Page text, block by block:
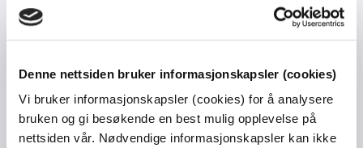
Denne nettsiden bruker informasjonskapsler (cookies)
Vi bruker informasjonskapsler (cookies) for å analysere
bruken og gi besøkende en best mulig opplevelse på
nettsiden vår. Nødvendige informasjonskapsler kan ikke
MARITIME OIL & GAS - CONNECTIVITY SD-WAN
STARLINK-LEO SATELLITE-MANAGED NETWORK